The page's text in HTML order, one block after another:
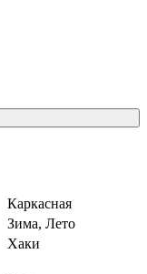
Каркасная
Зима, Лето
Хаки